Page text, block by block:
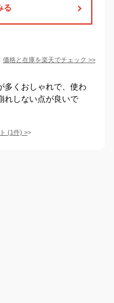
る
価格と在庫を楽天でチェック >>
多くおしゃれで、使わ
れしない点が良いで
(1件) >